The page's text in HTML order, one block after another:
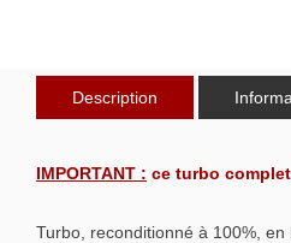
Description
IMPORTANT : ce turbo complet
Turbo, reconditionné à 100%,